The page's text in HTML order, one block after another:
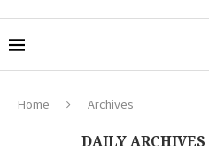
Home Archives
DAILY ARCHIVES